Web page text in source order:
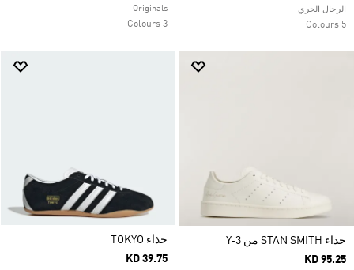
الرجال الجري
5 Colours
Originals
3 Colours
حذاء STAN SMITH من Y-3
KD 95.25
حذاء TOKYO
KD 39.75